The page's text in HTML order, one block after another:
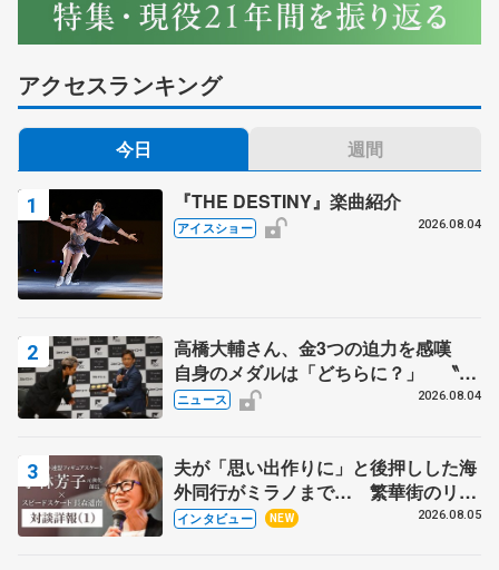
アクセスランキング
今日 週間
『THE DESTINY』楽曲紹介
アイスショー 2026.08.04
高橋大輔さん、金3つの迫力を感嘆
自身のメダルは「どちらに？」 〝リ
ス兄弟〟オリンピック3連覇の野村忠
ニュース 2026.08.04
夫が「思い出作りに」と後押しした海
外同行がミラノまで… 繁華街のリン
クでは不良のお兄さんも味方に 小林
インタビュー NEW 2026.08.05